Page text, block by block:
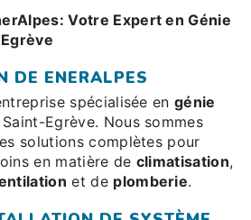
Votre Expert en Génie
DE ENERALPES
spécialisée engénie
Egrève. Nous sommes
solutions complètes pour
en matière de climatisation,
et de plomberie.